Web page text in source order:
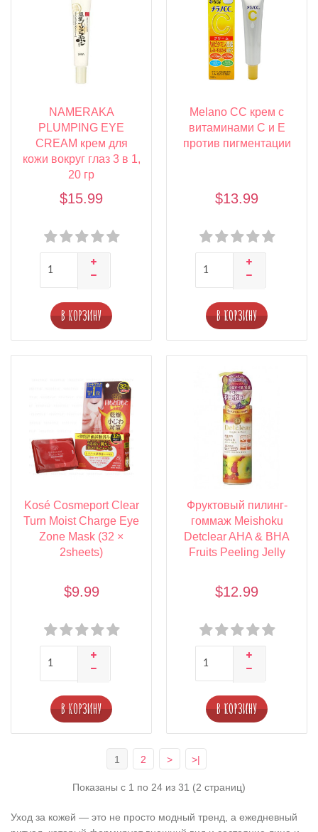
NAMERAKA
PLUMPING EYE
CREAM крем для
кожи вокруг глаз 3 в 1,
20 гр
$15.99
В КОРЗИНУ
Melano CC крем с
витаминами C и E
против пигментации
$13.99
В КОРЗИНУ
Kosé Cosmeport Clear
Turn Moist Charge Eye
Zone Mask (32 ×
2sheets)
$9.99
В КОРЗИНУ
Фруктовый пилинг-
гоммаж Meishoku
Detclear AHA & BHA
Fruits Peeling Jelly
$12.99
В КОРЗИНУ
1 2 > >|
Показаны с 1 по 24 из 31 (2 страниц)
Уход за кожей — это не просто модный тренд, а ежедневный